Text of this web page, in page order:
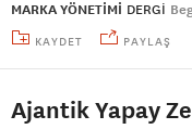
MARKA YÖNETİMİ DERGI
KAYDET PAYLAŞ
Ajantik Yapay